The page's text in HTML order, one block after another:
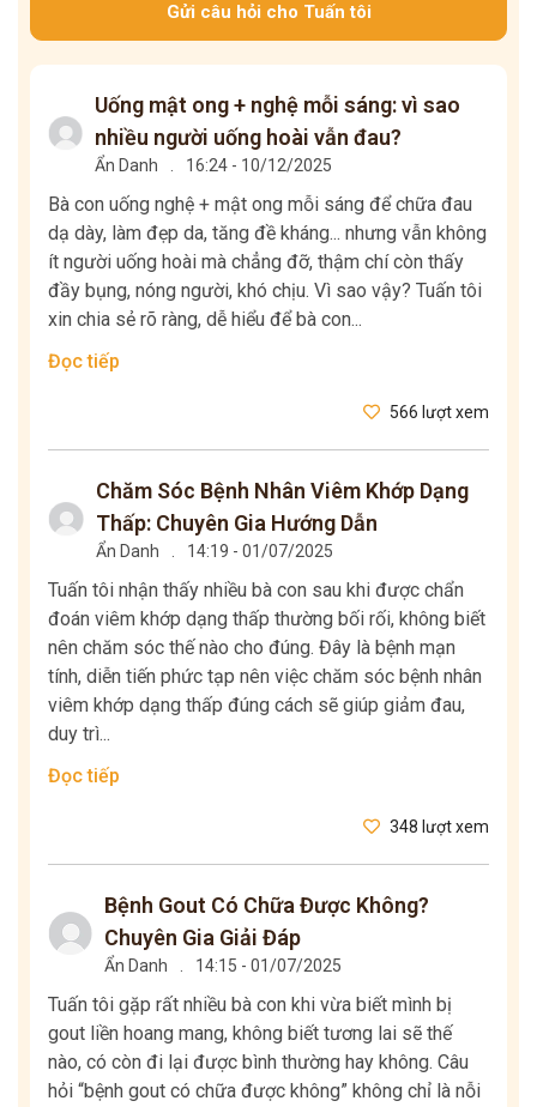
Gửi câu hỏi cho Tuấn tôi
Uống mật ong + nghệ mỗi sáng: vì sao
nhiều người uống hoài vẫn đau?
Ẩn Danh 16:24 - 10/12/2025
Bà con uống nghệ + mật ong mỗi sáng để chữa đau
dạ dày, làm đẹp da, tăng đề kháng... nhưng vẫn không
ít người uống hoài mà chẳng đỡ, thậm chí còn thấy
đầy bụng, nóng người, khó chịu. Vì sao vậy? Tuấn tôi
xin chia sẻ rõ ràng, dễ hiểu để bà con...
Đọc tiếp
566 lượt xem
Chăm Sóc Bệnh Nhân Viêm Khớp Dạng
Thấp: Chuyên Gia Hướng Dẫn
Ẩn Danh 14:19 - 01/07/2025
Tuấn tôi nhận thấy nhiều bà con sau khi được chẩn
đoán viêm khớp dạng thấp thường bối rối, không biết
nên chăm sóc thế nào cho đúng. Đây là bệnh mạn
tính, diễn tiến phức tạp nên việc chăm sóc bệnh nhân
viêm khớp dạng thấp đúng cách sẽ giúp giảm đau,
duy trì...
Đọc tiếp
348 lượt xem
Bệnh Gout Có Chữa Được Không?
Chuyên Gia Giải Đáp
Ẩn Danh 14:15 - 01/07/2025
Tuấn tôi gặp rất nhiều bà con khi vừa biết mình bị
gout liền hoang mang, không biết tương lai sẽ thế
nào, có còn đi lại được bình thường hay không. Câu
hỏi “bệnh gout có chữa được không” không chỉ là nỗi